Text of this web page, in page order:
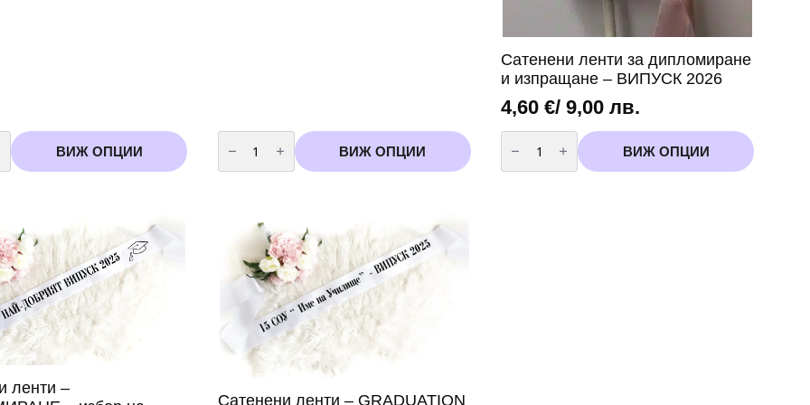
ВИЖ ОПЦИИ
количество
за
Сатенени
ленти
Абитуриенски
ВИЖ ОПЦИИ
Сатенени ленти за дипломиране
и изпращане – ВИПУСК 2026
4,60€/ 9,00 лв.
количество
за
Сатенени
ленти
ВИЖ ОПЦИИ
ленти –
Сатенени ленти – GRADUATION